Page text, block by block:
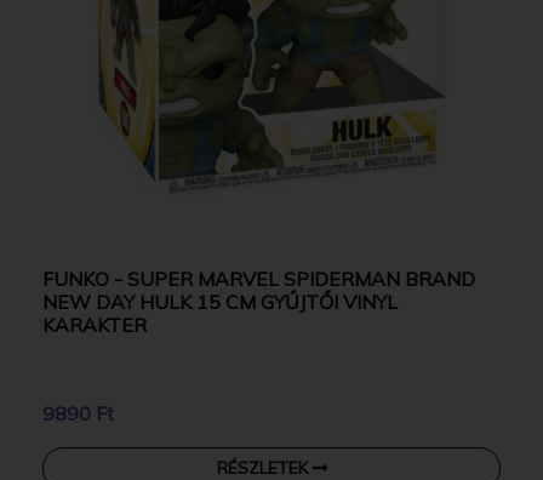
FUNKO - SUPER MARVEL SPIDERMAN BRAND
NEW DAY HULK 15 CM GYŰJTŐI VINYL
KARAKTER
9890 Ft
RÉSZLETEK